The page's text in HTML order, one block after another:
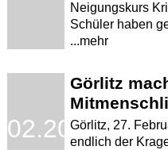
Neigungskurs
Schüler haben
...mehr
Görlitz
Görlitz, 27.
endlich der